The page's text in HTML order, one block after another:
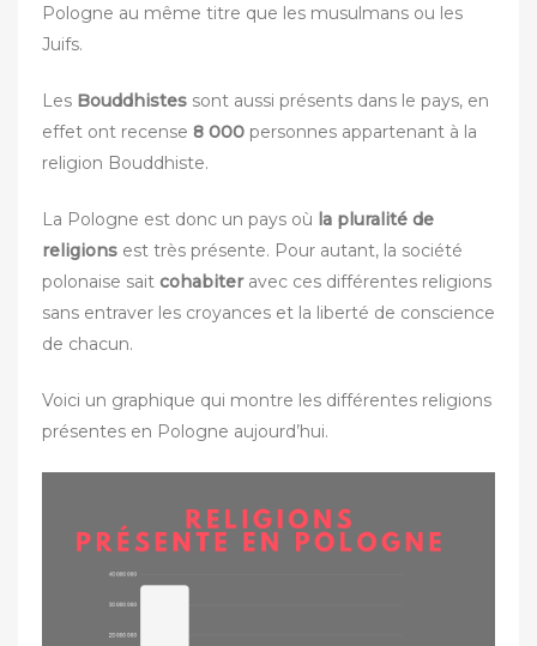
Pologne au même titre que les musulmans ou les
Juifs.
Les Bouddhistes sont aussi présents dans le pays, en
effet ont recense 8 000 personnes appartenant à la
religion Bouddhiste.
La Pologne est donc un pays où la pluralité de
religions est très présente. Pour autant, la société
polonaise sait cohabiteravec ces différentes religions
sans entraver les croyances et la liberté de conscience
de chacun.
Voici un graphique qui montre les différentes religions
présentes en Pologne aujourd’hui.